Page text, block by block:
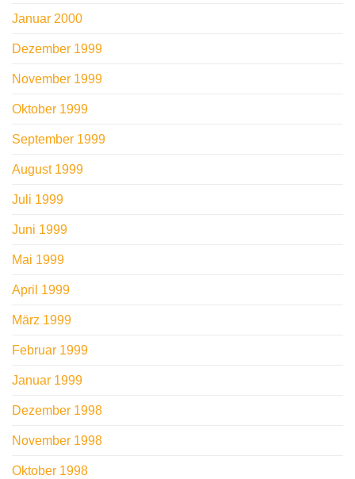
Januar 2000
Dezember 1999
November 1999
Oktober 1999
September 1999
August 1999
Juli 1999
Juni 1999
Mai 1999
April 1999
März 1999
Februar 1999
Januar 1999
Dezember 1998
November 1998
Oktober 1998